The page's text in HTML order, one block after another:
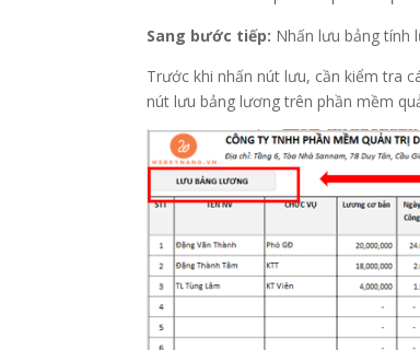
Sang bước tiếp: Nhấn lưu bảng tính
Trước khi nhấn nút lưu, cần kiểm tra
nút lưu bảng lương trên phần mềm